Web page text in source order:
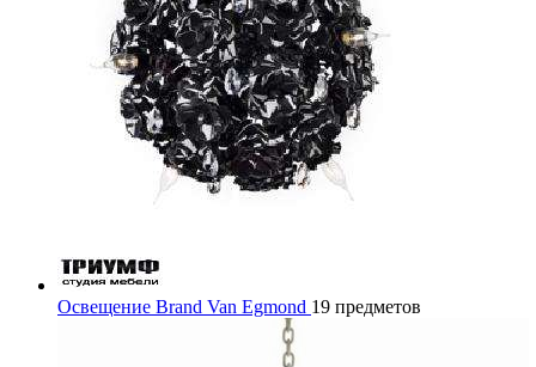
Освещение Brand Van Egmond 19 предметов